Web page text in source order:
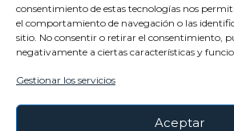
consentimiento de estas tecnologías nos
el comportamiento de navegación o las
sitio. No consentir o retirar el consentimiento,
negativamente a ciertas características y
Gestionar los servicios
Aceptar
Reciba noticias importantes
entrada y manténgase conectado.
Política Privacidad.